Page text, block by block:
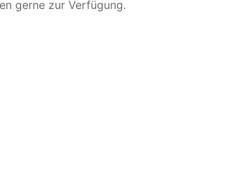
gerne zur Verfügung.